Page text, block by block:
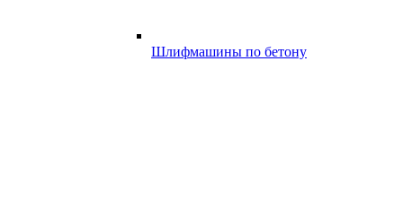
Шлифмашины по бетону